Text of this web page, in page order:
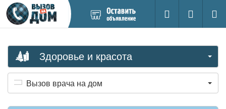
новое
Поиск
Вход на
Здоровье и красота
Вызов врача на дом